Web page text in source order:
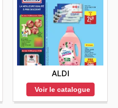
ALDI
Voir le catalogue